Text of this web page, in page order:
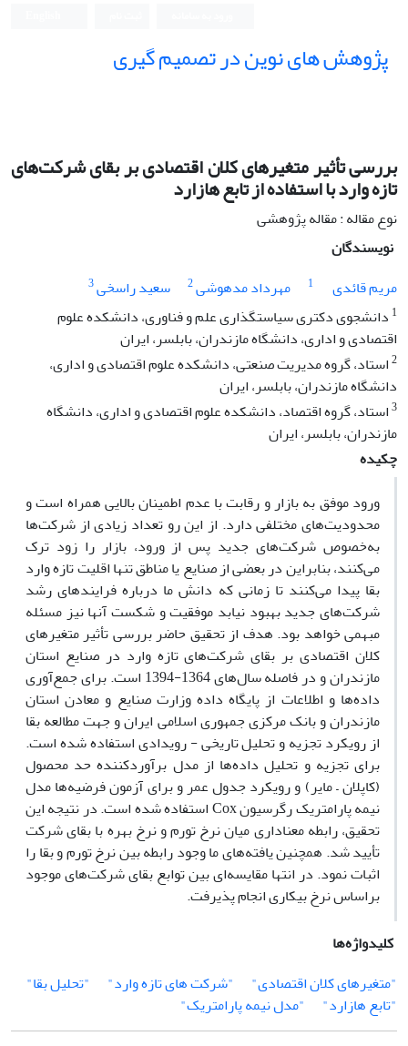
پژوهش های نوین در تصمیم گیری
بررسی تأثیر متغیرهای کلان اقتصادی بر بقای شرکت‌های
تازه وارد با استفاده از تابع هازارد
نوع مقاله : مقاله پژوهشی
نویسندگان
مریم قائدی
1 مهرداد مدهوشی2 سعید راسخی3
1 دانشجوی دکتری سیاستگذاری علم و فناوری، دانشکده علوم
اقتصادی و اداری، دانشگاه مازندران، بابلسر، ایران
2استاد، گروه مدیریت صنعتی، دانشکده علوم اقتصادی و اداری،
دانشگاه مازندران، بابلسر، ایران
3استاد، گروه اقتصاد، دانشکده علوم اقتصادی و اداری، دانشگاه
مازندران، بابلسر، ایران
چکیده
ورود موفق به بازار و رقابت با عدم اطمینان بالایی همراه است و
محدودیت‌های مختلفی دارد. از این رو تعداد زیادی از شرکت‌ها
به‌خصوص شرکت‌های جدید پس از ورود، بازار را زود ترک
می‌کنند، بنابراین در بعضی از صنایع یا مناطق تنها اقلیت تازه وارد
بقا پیدا می‌کنند تا زمانی که دانش ما درباره فرایندهای رشد
شرکت‌های جدید بهبود نیابد موفقیت و شکست آنها نیز مسئله
مبهمی خواهد بود. هدف از تحقیق حاضر بررسی تأثیر متغیرهای
کلان اقتصادی بر بقای شرکت‌های تازه وارد در صنایع استان
مازندران و در فاصله سال‌های 1364-1394 است. برای جمع‌آوری
داده‌ها و اطلاعات از پایگاه داده وزارت صنایع و معادن استان
مازندران و بانک مرکزی جمهوری اسلامی ایران و جهت مطالعه بقا
از رویکرد تجزیه و تحلیل تاریخی - رویدادی استفاده شده است.
برای تجزیه و تحلیل داده‌ها از مدل برآورد‌کننده حد محصول
(کاپلان – مایر) و رویکرد جدول عمر و برای آزمون فرضیه‌ها مدل
نیمه پارامتریک رگرسیون Cox استفاده شده است. در نتیجه این
تحقیق، رابطه معناداری میان نرخ تورم و نرخ بهره با بقای شرکت
تأیید شد. همچنین یافته‌های ما وجود رابطه بین نرخ تورم و بقا را
اثبات نمود. در انتها مقایسه‌ای بین توابع بقای شرکت‌های موجود
بر‌اساس نرخ بیکاری انجام پذیرفت.
کلیدواژه‌ها
"متغیرهای کلان اقتصادی"
"شرکت های تازه وارد"
"تحلیل بقا"
"تابع هازارد"
"مدل نیمه پارامتریک"